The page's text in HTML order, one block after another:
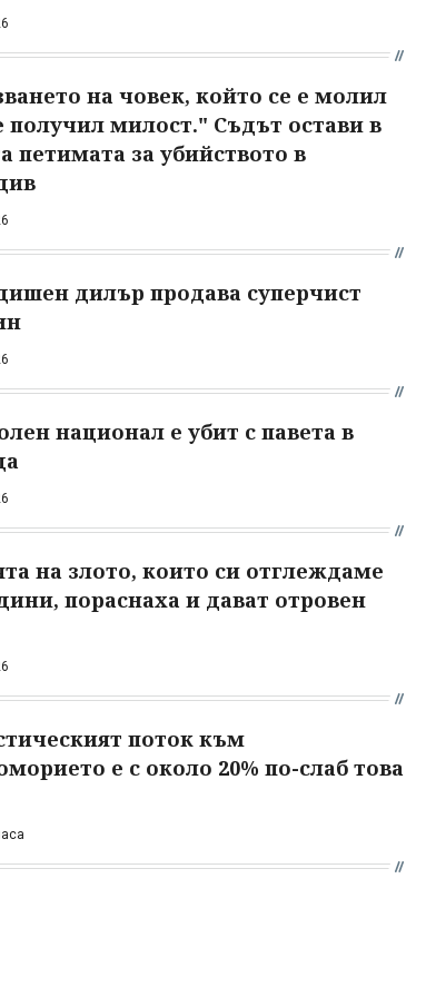
на човек, който се е молил
получил милост." Съдът остави в
петимата за убийството в
дилър продава суперчист
национал е убит с павета в
на злото, които си отглеждаме
пораснаха и дават отровен
поток към
е с около 20% по-слаб това